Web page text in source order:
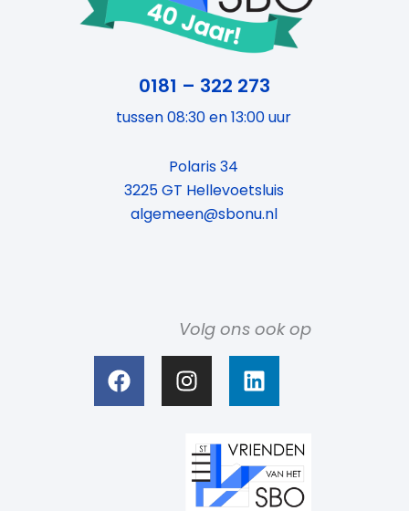
0181 – 322 273
tussen 08:30 en 13:00 uur
Polaris 34
3225 GT Hellevoetsluis
algemeen@sbonu.nl
Volg ons ook op
F
a
c
I
n
s
a
g
r
L
i
n
e
d
i